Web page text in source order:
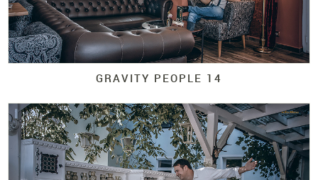
GRAVITY PEOPLE 14